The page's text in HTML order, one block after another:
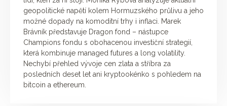
geopolitické napětí kolem Hormuzského průlivu a jeho
možné dopady na komoditní trhy i inflaci. Marek
Brávník představuje Dragon fond – nástupce
Champions fondu s obohacenou investiční strategií,
která kombinuje managed futures a long volatility.
Nechybí přehled vývoje cen zlata a stříbra za
posledních deset let ani kryptookénko s pohledem na
bitcoin a ethereum.